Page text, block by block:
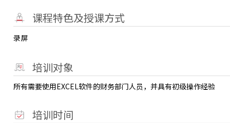
课程特色及授课方式
录屏
培训对象
所有需要使用EXCEL软件的财务部门人员，并具有初级操作经验
培训时间